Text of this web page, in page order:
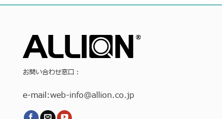
お問い合わせ窓口：
e-mail:web-info@allion.co.jp